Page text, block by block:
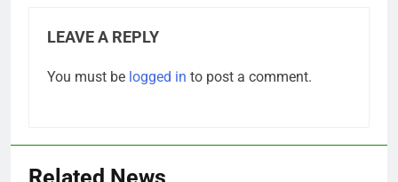
LEAVE A REPLY
You must be logged in to post a comment.